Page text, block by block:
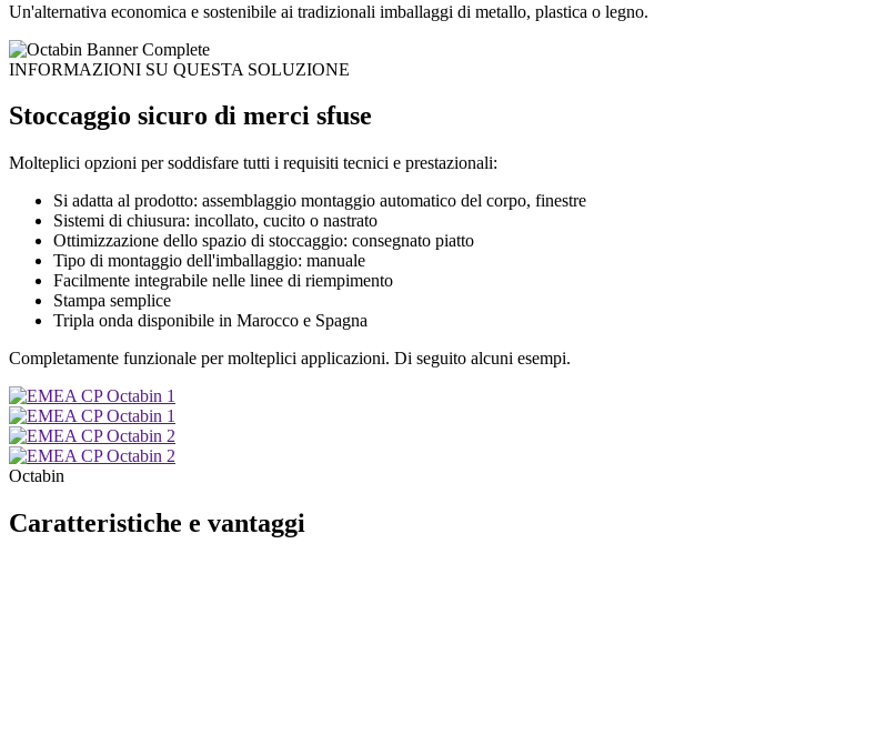
Un'alternativa economica e sostenibile ai tradizionali imballaggi di metallo, plastica o legno.
INFORMAZIONI SU QUESTA SOLUZIONE
Stoccaggio sicuro di merci sfuse
Molteplici opzioni per soddisfare tutti i requisiti tecnici e prestazionali:
Si adatta al prodotto: assemblaggio montaggio automatico del corpo, finestre
Sistemi di chiusura: incollato, cucito o nastrato
Ottimizzazione dello spazio di stoccaggio: consegnato piatto
Tipo di montaggio dell'imballaggio: manuale
Facilmente integrabile nelle linee di riempimento
Stampa semplice
Tripla onda disponibile in Marocco e Spagna
Completamente funzionale per molteplici applicazioni. Di seguito alcuni esempi.
Octabin
Caratteristiche e vantaggi